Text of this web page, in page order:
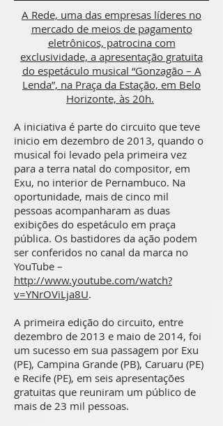
A Rede, uma das empresas líderes no
mercado de meios de pagamento
eletrônicos, patrocina com
exclusividade, a apresentação gratuita
do espetáculo musical “Gonzagão – A
Lenda”, na Praça da Estação, em Belo
Horizonte, às 20h.
A iniciativa é parte do circuito que teve
inicio em dezembro de 2013, quando o
musical foi levado pela primeira vez
para a terra natal do compositor, em
Exu, no interior de Pernambuco. Na
oportunidade, mais de cinco mil
pessoas acompanharam as duas
exibições do espetáculo em praça
pública. Os bastidores da ação podem
ser conferidos no canal da marca no
YouTube –
http://www.youtube.com/watch?
v=YNrOViLja8U.
A primeira edição do circuito, entre
dezembro de 2013 e maio de 2014, foi
um sucesso em sua passagem por Exu
(PE), Campina Grande (PB), Caruaru (PE)
e Recife (PE), em seis apresentações
gratuitas que reuniram um público de
mais de 23 mil pessoas.